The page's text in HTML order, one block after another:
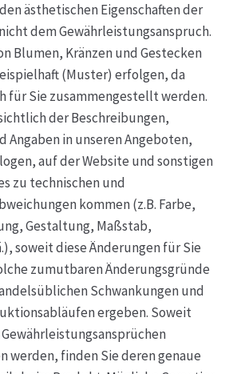
ästhetischen Eigenschaften der
dem Gewährleistungsanspruch.
Blumen, Kränzen und Gestecken
(Muster) erfolgen, da
für Sie zusammengestellt werden.
der Beschreibungen,
Angaben in unseren Angeboten,
auf der Website und sonstigen
zu technischen und
kommen (z.B. Farbe,
Gestaltung, Maßstab,
soweit diese Änderungen für Sie
zumutbaren Änderungsgründe
Schwankungen und
ergeben. Soweit
werden, finden Sie deren genaue